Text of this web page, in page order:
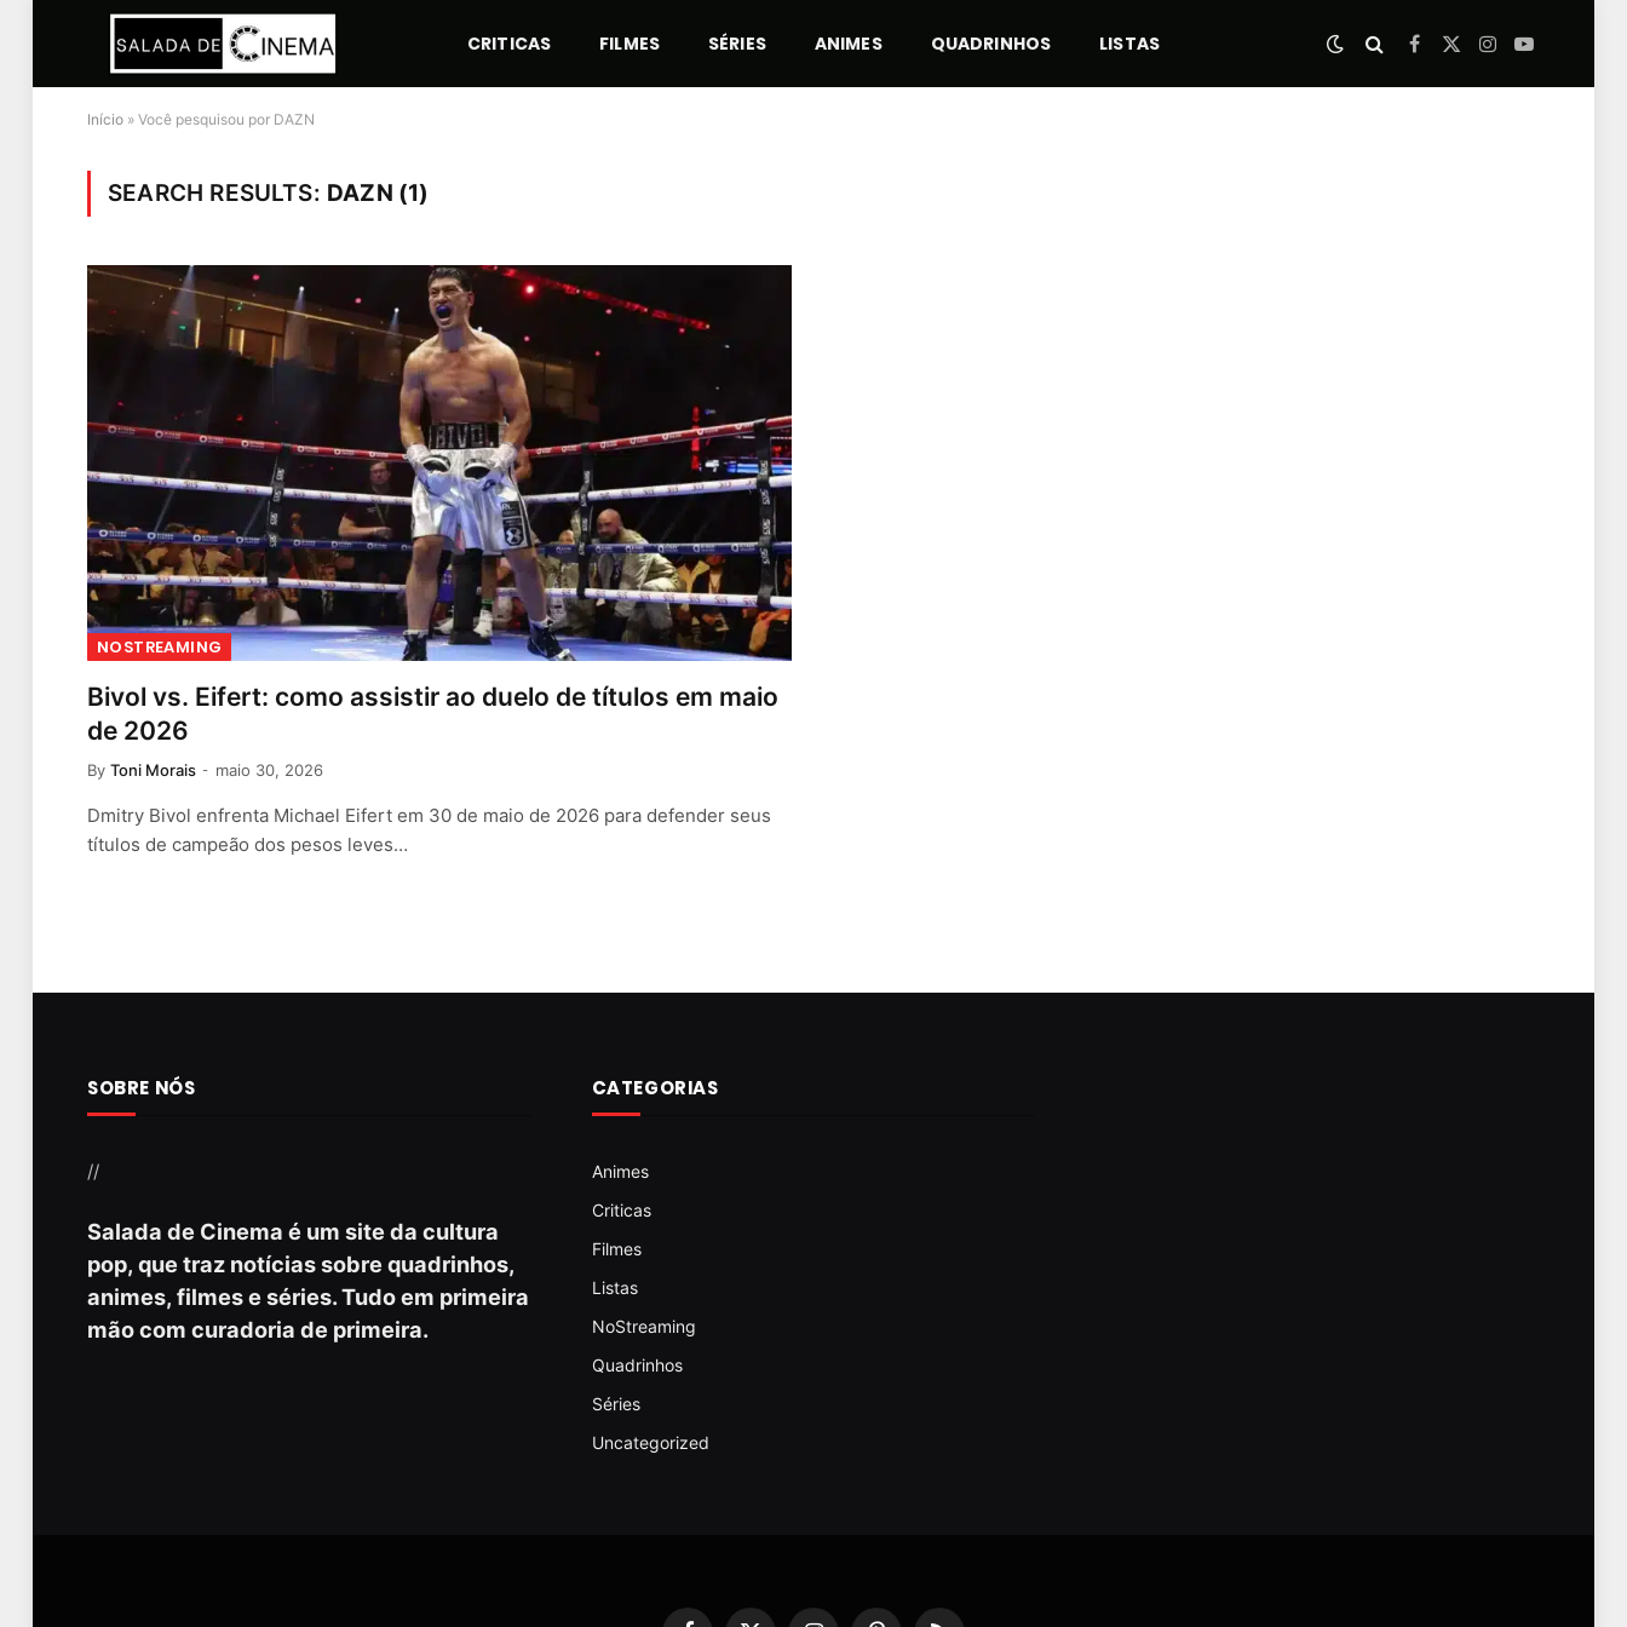
CRITICAS FILMES SÉRIES ANIMES QUADRINHOS LISTAS Facebook
X
Instagram
YouTube
Início » Você pesquisou por DAZN
SEARCH RESULTS: DAZN (1)
NOSTREAMING
Bivol vs. Eifert: como assistir ao duelo de títulos em maio
de 2026
By Toni Morais maio 30, 2026
Dmitry Bivol enfrenta Michael Eifert em 30 de maio de 2026 para defender seus
títulos de campeão dos pesos leves…
SOBRE NÓS
//
Salada de Cinema é um site da cultura
pop, que traz notícias sobre quadrinhos,
animes, filmes e séries. Tudo em primeira
mão com curadoria de primeira.
CATEGORIAS
Animes
Criticas
Filmes
Listas
NoStreaming
Quadrinhos
Séries
Uncategorized